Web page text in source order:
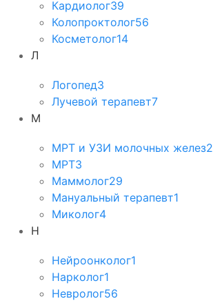
Кардиолог39
Колопроктолог56
Косметолог14
Л
Логопед3
Лучевой терапевт7
М
МРТ и УЗИ молочных желез2
МРТ3
Маммолог29
Мануальный терапевт1
Миколог4
Н
Нейроонколог1
Нарколог1
Невролог56